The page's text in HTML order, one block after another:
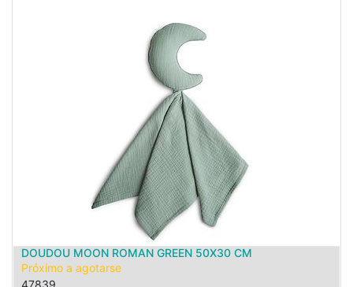
DOUDOU MOON ROMAN GREEN 50X30 CM
Próximo a agotarse
47839